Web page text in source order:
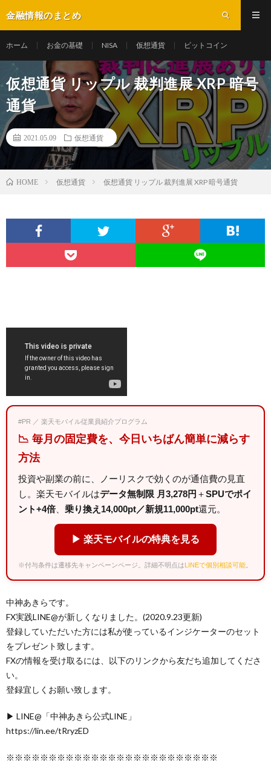
金融情報のまとめ
ホーム お金の基礎 NISA 仮想通貨 ビットコイン
仮想通貨 リップル 裁判進展 XRP 暗号
通貨
2021.05.09 仮想通貨
HOME 仮想通貨 仮想通貨 リップル 裁判進展 XRP 暗号通貨
#PR ／ 楽天モバイル従業員紹介プログラム
📉 毎月の固定費を、今日いちばん簡単に減らす
方法
投資や副業の前に、ノーリスクで効くのが通信費の見直
し。楽天モバイルはデータ無制限 月3,278円 ＋SPUでポイ
ント+4倍
乗り換え14,000pt／新規11,000pt還元。
▶ 楽天モバイルの特典を見る
※付与条件は遷移先キャンペーンページ。詳細不明点はLINEで個別相談可能
中神あきらです。
FX実践LINE@が新しくなりました。(2020.9.23更新)
登録していただいた方には私が使っているインジケーターのセット
をプレゼント致します。
FXの情報を受け取るには、以下のリンクから友だち追加してくださ
い。
登録宜しくお願い致します。
▶︎ LINE@「中神あきら公式LINE」
https://lin.ee/tRryzED
※※※※※※※※※※※※※※※※※※※※※※※※※